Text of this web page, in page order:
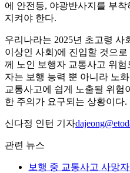
에 안전등, 야광반사지를 부
지켜야 한다.
우리나라는 2025년 초고령 사
이상인 사회)에 진입할 것으
께 노인 보행자 교통사고 위
자는 보행 능력 뿐 아니라 노
교통사고에 쉽게 노출될 위험
한 주의가 요구되는 상황이다.
신다정 인턴 기자
관련 뉴스
보행 중 교통사고 사망